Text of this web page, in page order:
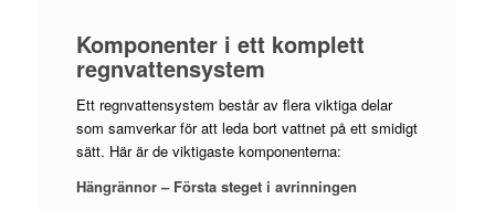
Komponenter i ett komplett
regnvattensystem
Ett regnvattensystem består av flera viktiga delar
som samverkar för att leda bort vattnet på ett smidigt
sätt. Här är de viktigaste komponenterna:
Hängrännor – Första steget i avrinningen